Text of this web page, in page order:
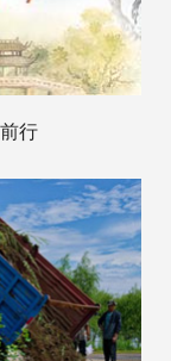
行